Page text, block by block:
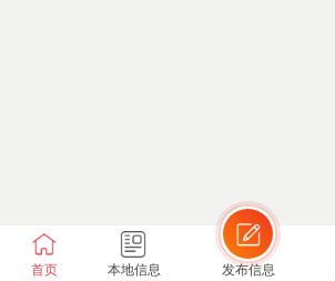
首页 本地信息 发布信息